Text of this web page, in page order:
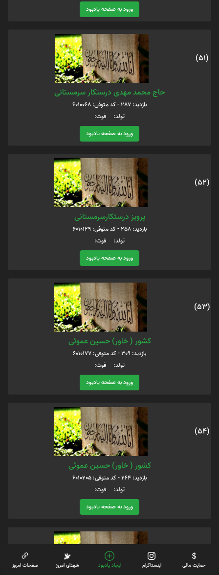
ورود به صفحه یادبود
(51)
حاج محمد مهدی درستکار سرمستانی
بازدید: 287 - کد متوفی: 6010068
تولد: فوت:
ورود به صفحه یادبود
(52)
پرویز درستکارسرمستانی
بازدید: 258 - کد متوفی: 6010129
تولد: فوت:
ورود به صفحه یادبود
(53)
کشور ( خاور) حسین عموئی
بازدید: 309 - کد متوفی: 6010177
تولد: فوت:
ورود به صفحه یادبود
(54)
کشور ( خاور) حسین عموئی
بازدید: 264 - کد متوفی: 6010205
تولد: فوت:
ورود به صفحه یادبود
حمایت مالی اینستاگرام ایجاد یادبود شهدای امروز صفحات امروز